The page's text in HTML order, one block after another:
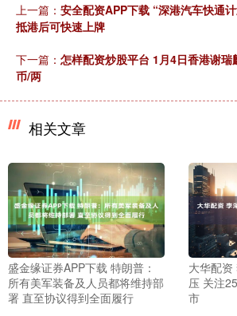
上一篇： 安全配资APP下载 “深港汽车快通
抵港后可快速上牌
下一篇： 怎样配资炒股平台 1月4日香港谢
币/两
相关文章
盛金缘证券APP下载 特朗普：
所有美军装备及人员都将维持部
署 直至协议得到全面履行
大华配
压 关注
市